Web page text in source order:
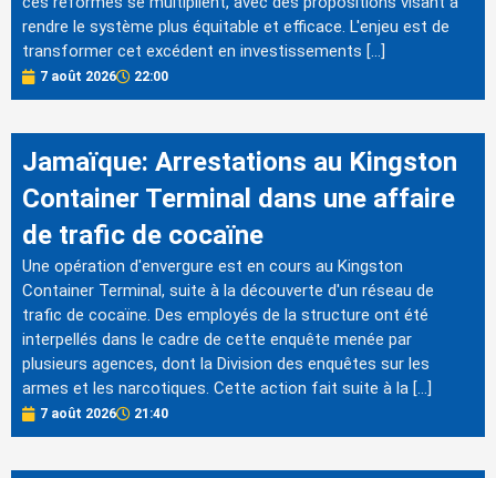
rendre le système plus équitable et efficace. L'enjeu est de
transformer cet excédent en investissements […]
7 août 2026 22:00
Jamaïque: Arrestations au Kingston
Container Terminal dans une affaire
de trafic de cocaïne
Une opération d'envergure est en cours au Kingston
Container Terminal, suite à la découverte d'un réseau de
trafic de cocaïne. Des employés de la structure ont été
interpellés dans le cadre de cette enquête menée par
plusieurs agences, dont la Division des enquêtes sur les
armes et les narcotiques. Cette action fait suite à la […]
7 août 2026 21:40